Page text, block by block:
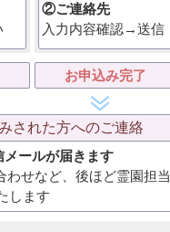
②ご連絡先
入力内容確認→送信
お申込み完了
された方へのご連絡
メールが届きます
わせなど、後ほど霊園担当
します